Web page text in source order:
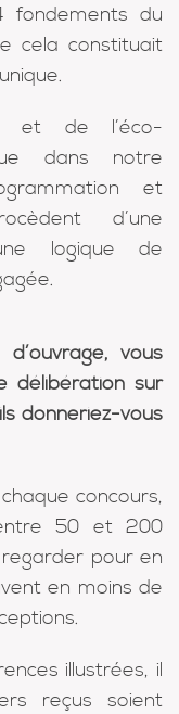
fondements du
cela constituait
et de l’éco-
dans notre
et
d’une
logique de
vous
délibération sur
donneriez-vous
concours,
50 et 200
regarder pour en
en moins de
illustrées, il
reçus soient